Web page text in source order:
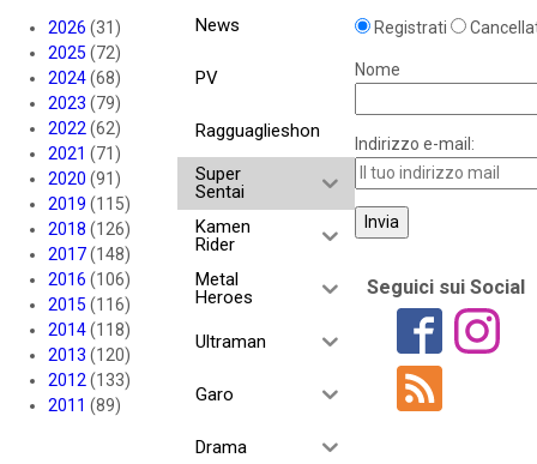
2026 (31)
2025 (72)
2024(68)
2023 (79)
2022(62)
2021 (71)
2020 (91)
2019 (115)
2018 (126)
2017(148)
2016 (106)
2015 (116)
2014(118)
2013 (120)
2012(133)
2011 (89)
News
PV
Ragguaglieshon
Super
Sentai
Kamen
Rider
Metal
Heroes
Ultraman
Garo
Drama
Registrati
Nome
Indirizzo e-mail:
Seguici sui Social